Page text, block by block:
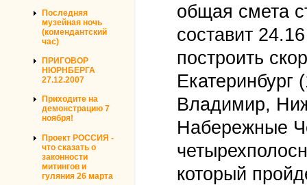
Последняя
музейная ночь
(комендантский
час)
ПРИГОВОР
НЮРНБЕРГА
27.12.2007
Приходите на
демонстрацию 7
ноября!
Проект РОССИЯ -
что сказать о
законности
митингов и
гуляния 26 марта
общая смета
составит
построить
Екатеринбург
Владимир,
Набережные
который